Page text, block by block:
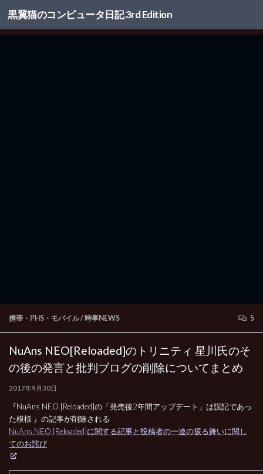
コンテンツへスキップ
黒翼猫のコンピュータ日記 3rd Edition
携帯・PHS・モバイル/時事NEWS 5
NuAns NEO[Reloaded]のトリニティ 星川氏のそ
の後の発言と批判ブログの削除についてまとめ
2017年9月30日
『NuAns NEO [Reloaded]の「発売後2年間アップデート」は誤記であっ
た模様 』の記事が削除される
NuAns NEO [Reloaded]に関する記事と投稿者の一連の振る舞いに関し
てのお詫び